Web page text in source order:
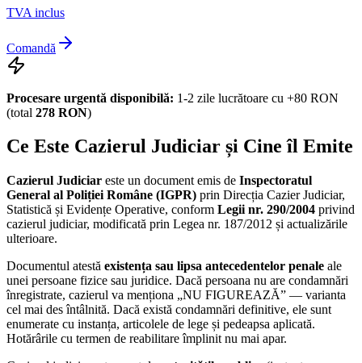
TVA inclus
Comandă
Procesare urgentă disponibilă: 1-2 zile lucrătoare cu +80 RON
(total 278 RON)
Ce Este Cazierul Judiciar și Cine îl Emite
Cazierul Judiciar este un document emis de Inspectoratul
General al Poliției Române (IGPR) prin Direcția Cazier Judiciar,
Statistică și Evidențe Operative, conform Legii nr. 290/2004 privind
cazierul judiciar, modificată prin Legea nr. 187/2012 și actualizările
ulterioare.
Documentul atestă existența sau lipsa antecedentelor penale ale
unei persoane fizice sau juridice. Dacă persoana nu are condamnări
înregistrate, cazierul va menționa „NU FIGUREAZĂ” — varianta
cel mai des întâlnită. Dacă există condamnări definitive, ele sunt
enumerate cu instanța, articolele de lege și pedeapsa aplicată.
Hotărârile cu termen de reabilitare împlinit nu mai apar.